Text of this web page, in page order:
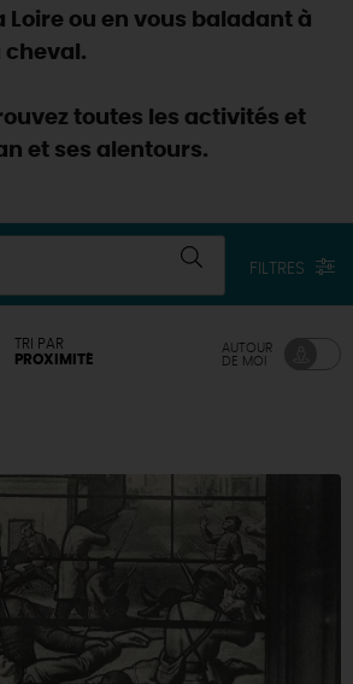
ou en vous baladant à
cheval.
toutes les activités et
et ses alentours.
FILTRES
TRI PAR
PROXIMITÉ
AUTOUR
DE MOI